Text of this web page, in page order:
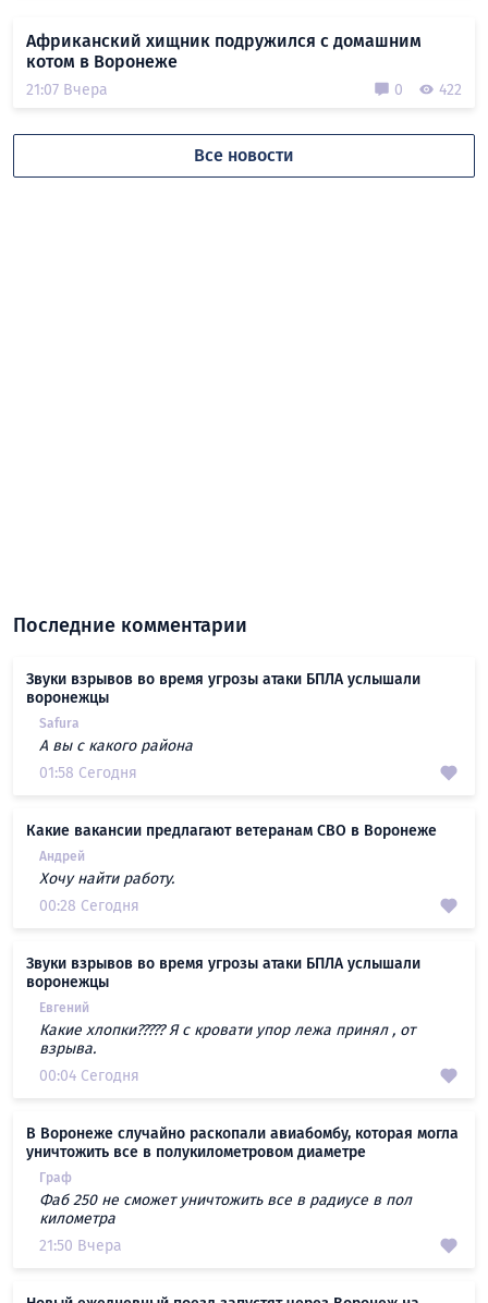
Африканский хищник подружился с домашним
котом в Воронеже
21:07 Вчера 0 422
Все новости
Последние комментарии
Звуки взрывов во время угрозы атаки БПЛА услышали
воронежцы
Safura
А вы с какого района
01:58 Сегодня
Какие вакансии предлагают ветеранам СВО в Воронеже
Андрей
Хочу найти работу.
00:28 Сегодня
Звуки взрывов во время угрозы атаки БПЛА услышали
воронежцы
Евгений
Какие хлопки????? Я с кровати упор лежа принял , от
взрыва.
00:04 Сегодня
В Воронеже случайно раскопали авиабомбу, которая могла
уничтожить все в полукилометровом диаметре
Граф
Фаб 250 не сможет уничтожить все в радиусе в пол
километра
21:50 Вчера